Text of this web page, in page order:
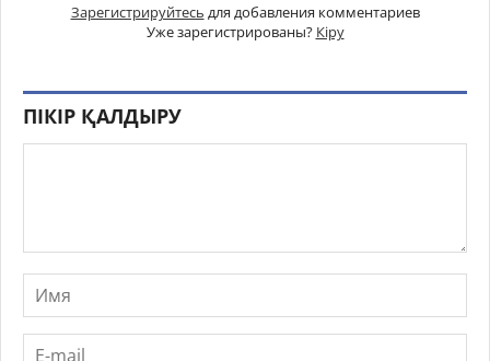
Зарегистрируйтесь для добавления комментариев
Уже зарегистрированы? Кіру
ПІКІР ҚАЛДЫРУ